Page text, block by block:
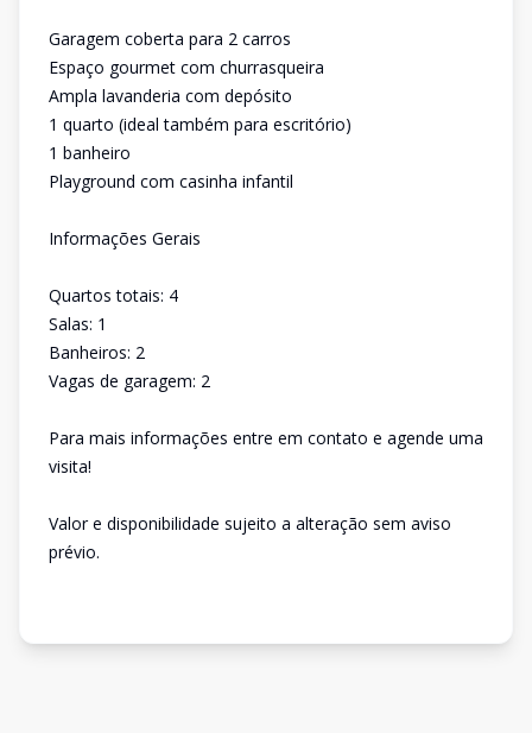
Garagem coberta para 2 carros
Espaço gourmet com churrasqueira
Ampla lavanderia com depósito
1 quarto (ideal também para escritório)
1 banheiro
Playground com casinha infantil
Informações Gerais
Quartos totais: 4
Salas: 1
Banheiros: 2
Vagas de garagem: 2
Para mais informações entre em contato e agende uma
visita!
Valor e disponibilidade sujeito a alteração sem aviso
prévio.